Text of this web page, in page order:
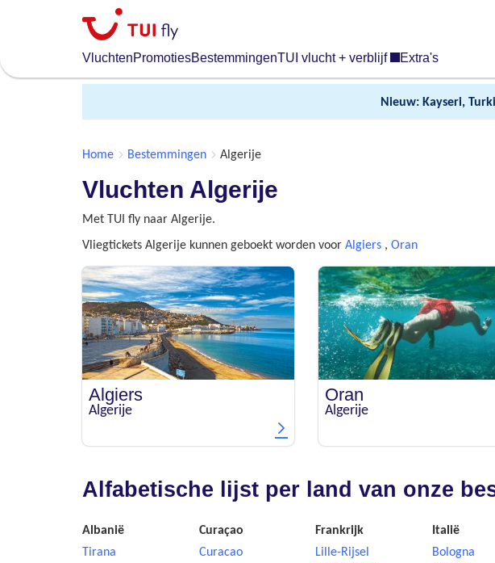
content
VluchtenPromotiesBestemmingenTUI vlucht + verblijf Extra's
Nieuw: Kayseri,
Home Bestemmingen Algerije
Vluchten Algerije
Met TUI fly naar Algerije.
Vliegtickets Algerije kunnen geboekt worden voor Algiers , Oran
Algiers
Algerije
Oran
Algerije
Alfabetische lijst per land van onze
Albanië
Tirana
Curaçao
Curacao
Frankrijk
Lille-Rijsel
Italië
Bologna